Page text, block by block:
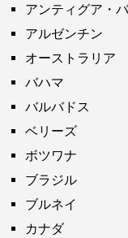
アンティグア・
アルゼンチン
オーストラリア
バハマ
バルバドス
ベリーズ
ボツワナ
ブラジル
ブルネイ
カナダ